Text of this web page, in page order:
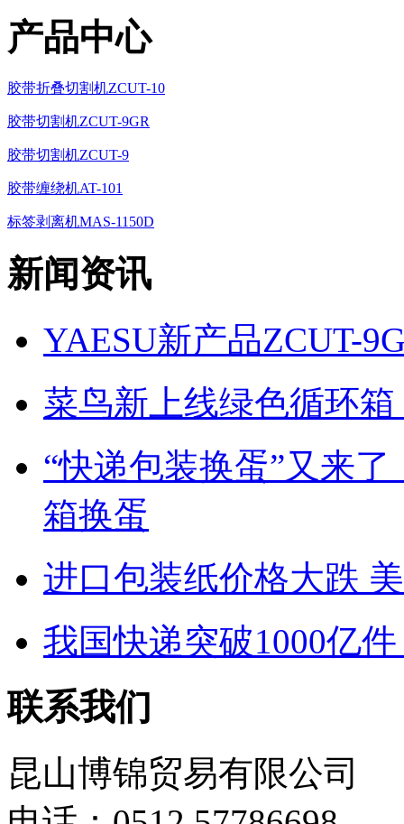
产品中心
胶带折叠切割机ZCUT-10
胶带切割机ZCUT-9GR
胶带切割机ZCUT-9
胶带缠绕机AT-101
标签剥离机MAS-1150D
新闻资讯
YAESU新产品ZCUT-
菜鸟新上线绿色循环
“快递包装换蛋”又来
箱换蛋
进口包装纸价格大跌
我国快递突破1000亿
联系我们
昆山博锦贸易有限公司